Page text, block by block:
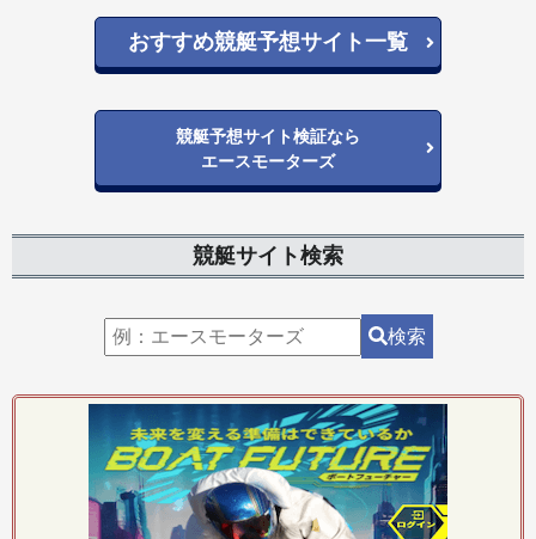
おすすめ競艇予想サイト一覧
競艇予想サイト検証なら
エースモーターズ
競艇サイト検索
検索